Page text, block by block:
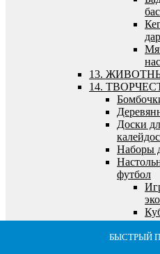
БЫСТРЫЙ
БЫСТРЫЙ
БЫСТРЫЙ
БЫСТРЫЙ
БЫСТРЫЙ
13.
14.
Доски
Наборы
футбол
и